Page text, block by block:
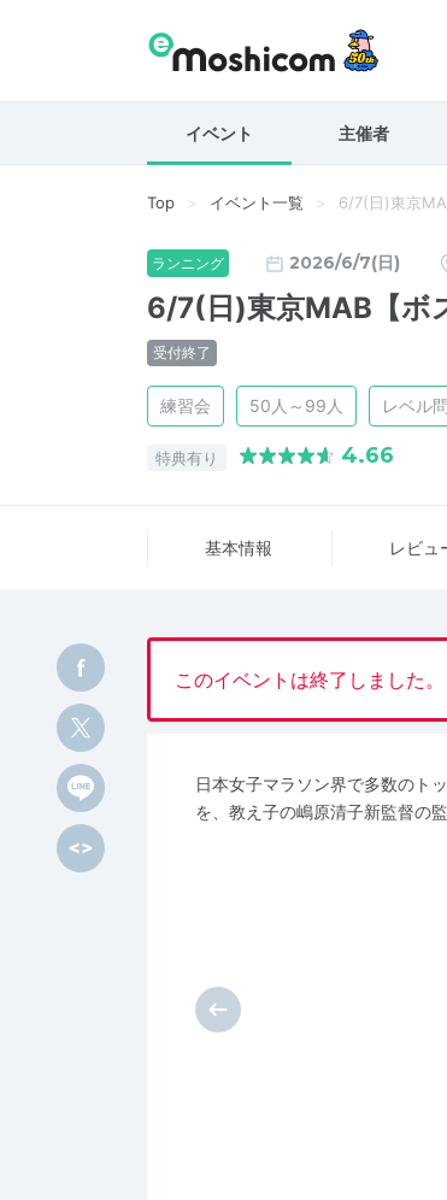
イベント 主催者
Top イベント一覧 6/7(日)東京
ランニング 2026/6/7(日)
6/7(日)東京MAB【ボ
受付終了
練習会 50人～99人 レベル
特典有り 4.66
基本情報 レビュ
このイベントは終了しました。
日本女子マラソン界で多数のト
を、教え子の嶋原清子新監督の